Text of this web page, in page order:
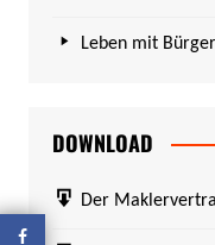
Leben mit
DOWNLOAD
Der